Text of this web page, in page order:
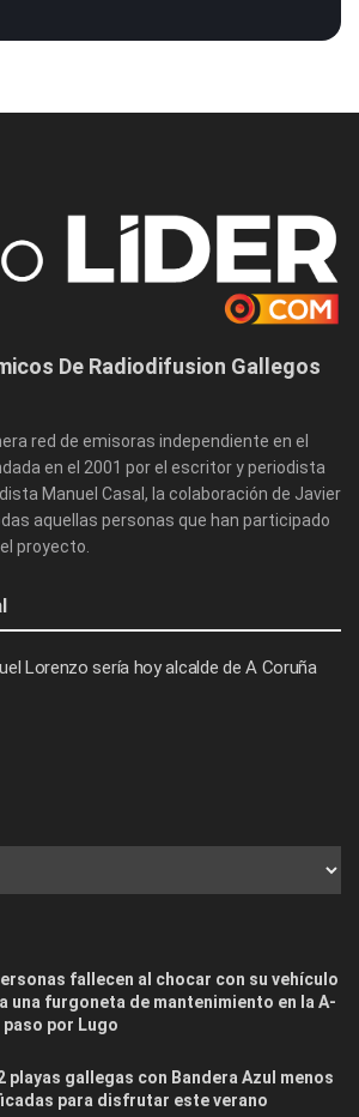
De Radiodifusion Gallegos
red de emisoras independiente en el
en el 2001 por el escritor y periodista
Manuel Casal, la colaboración de Javier
aquellas personas que han participado
proyecto.
Lorenzo sería hoy alcalde de A Coruña
fallecen al chocar con su vehículo
una furgoneta de mantenimiento en la A-
paso por Lugo
playas gallegas con Bandera Azul menos
para disfrutar este verano